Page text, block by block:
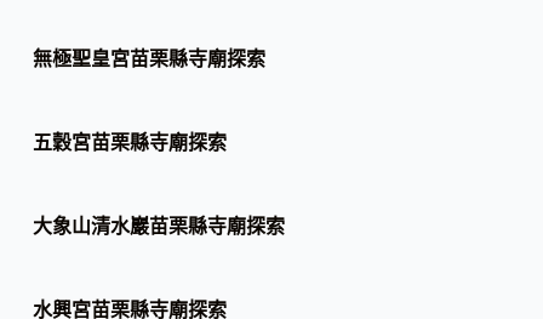
無極聖皇宮苗栗縣寺廟探索
五穀宮苗栗縣寺廟探索
大象山清水巖苗栗縣寺廟探索
水興宮苗栗縣寺廟探索